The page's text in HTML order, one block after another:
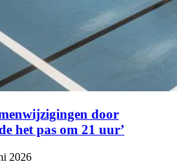
door
het pas om 21 uur’
2026